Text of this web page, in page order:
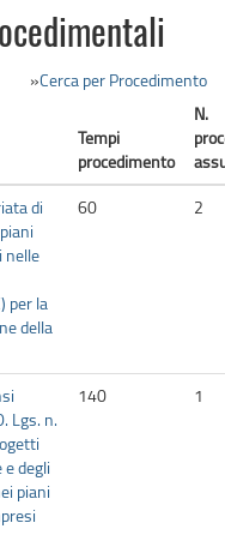
»Cerca per Procedimento
Tempi
procedimento
N.
di
nelle
per la
della
60 2
Lgs. n.
degli
piani
140 1